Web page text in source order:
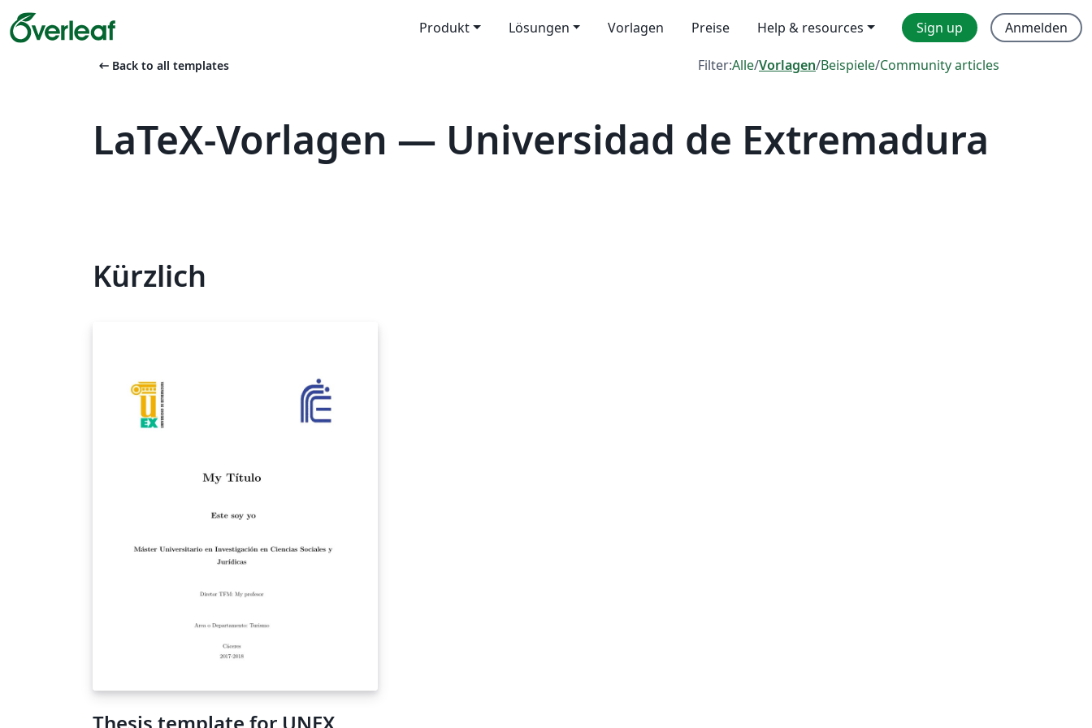
Produkt Lösungen Vorlagen Preise Help & resources Sign up Anmelden
arrow_left_alt Back to all templates Filter:Alle/Vorlagen/Beispiele/Community articles
LaTeX-Vorlagen — Universidad de Extremadura
Kürzlich